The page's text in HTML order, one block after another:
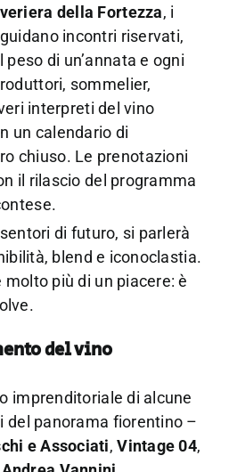
della Fortezza, i
incontri riservati,
di un’annata e ogni
sommelier,
interpreti del vino
un calendario di
chiuso. Le prenotazioni
il rilascio del programma
di futuro, si parlerà
blend e iconoclastia.
molto più di un piacere: è
del vino
imprenditoriale di alcune
del panorama fiorentino –
e Associati,Vintage 04,